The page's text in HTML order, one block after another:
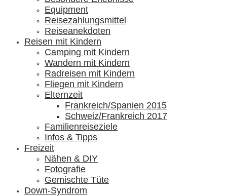
Equipment
Reisezahlungsmittel
Reiseanekdoten
Reisen mit Kindern
Camping mit Kindern
Wandern mit Kindern
Radreisen mit Kindern
Fliegen mit Kindern
Elternzeit
Frankreich/Spanien 2015
Schweiz/Frankreich 2017
Familienreiseziele
Infos & Tipps
Freizeit
Nähen & DIY
Fotografie
Gemischte Tüte
Down-Syndrom